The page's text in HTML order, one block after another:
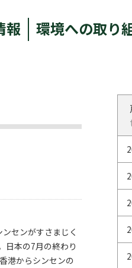
報 環境への取り
センがすさまじく
日本の7月の終わり
港からシンセンの